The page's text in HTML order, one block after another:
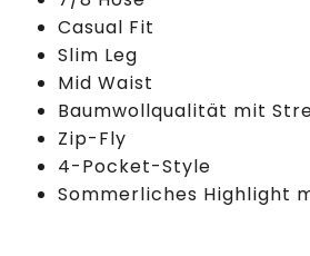
Casual Fit
Slim Leg
Mid Waist
Baumwollqualität mit
Zip-Fly
4-Pocket-Style
Sommerliches Highlight